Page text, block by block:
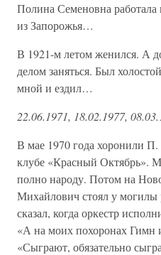
Полина Семеновна
из Запорожья…
В 1921-м летом женился. А
делом заняться. Был
мной и ездил…
22.06.1971, 18.02.1977,
В мае 1970 года хоронили
клубе «Красный Октябрь».
полно народу. Потом на
Михайлович стоял у
сказал, когда оркестр
«А на моих похоронах Гимн
«Сыграют, обязательно